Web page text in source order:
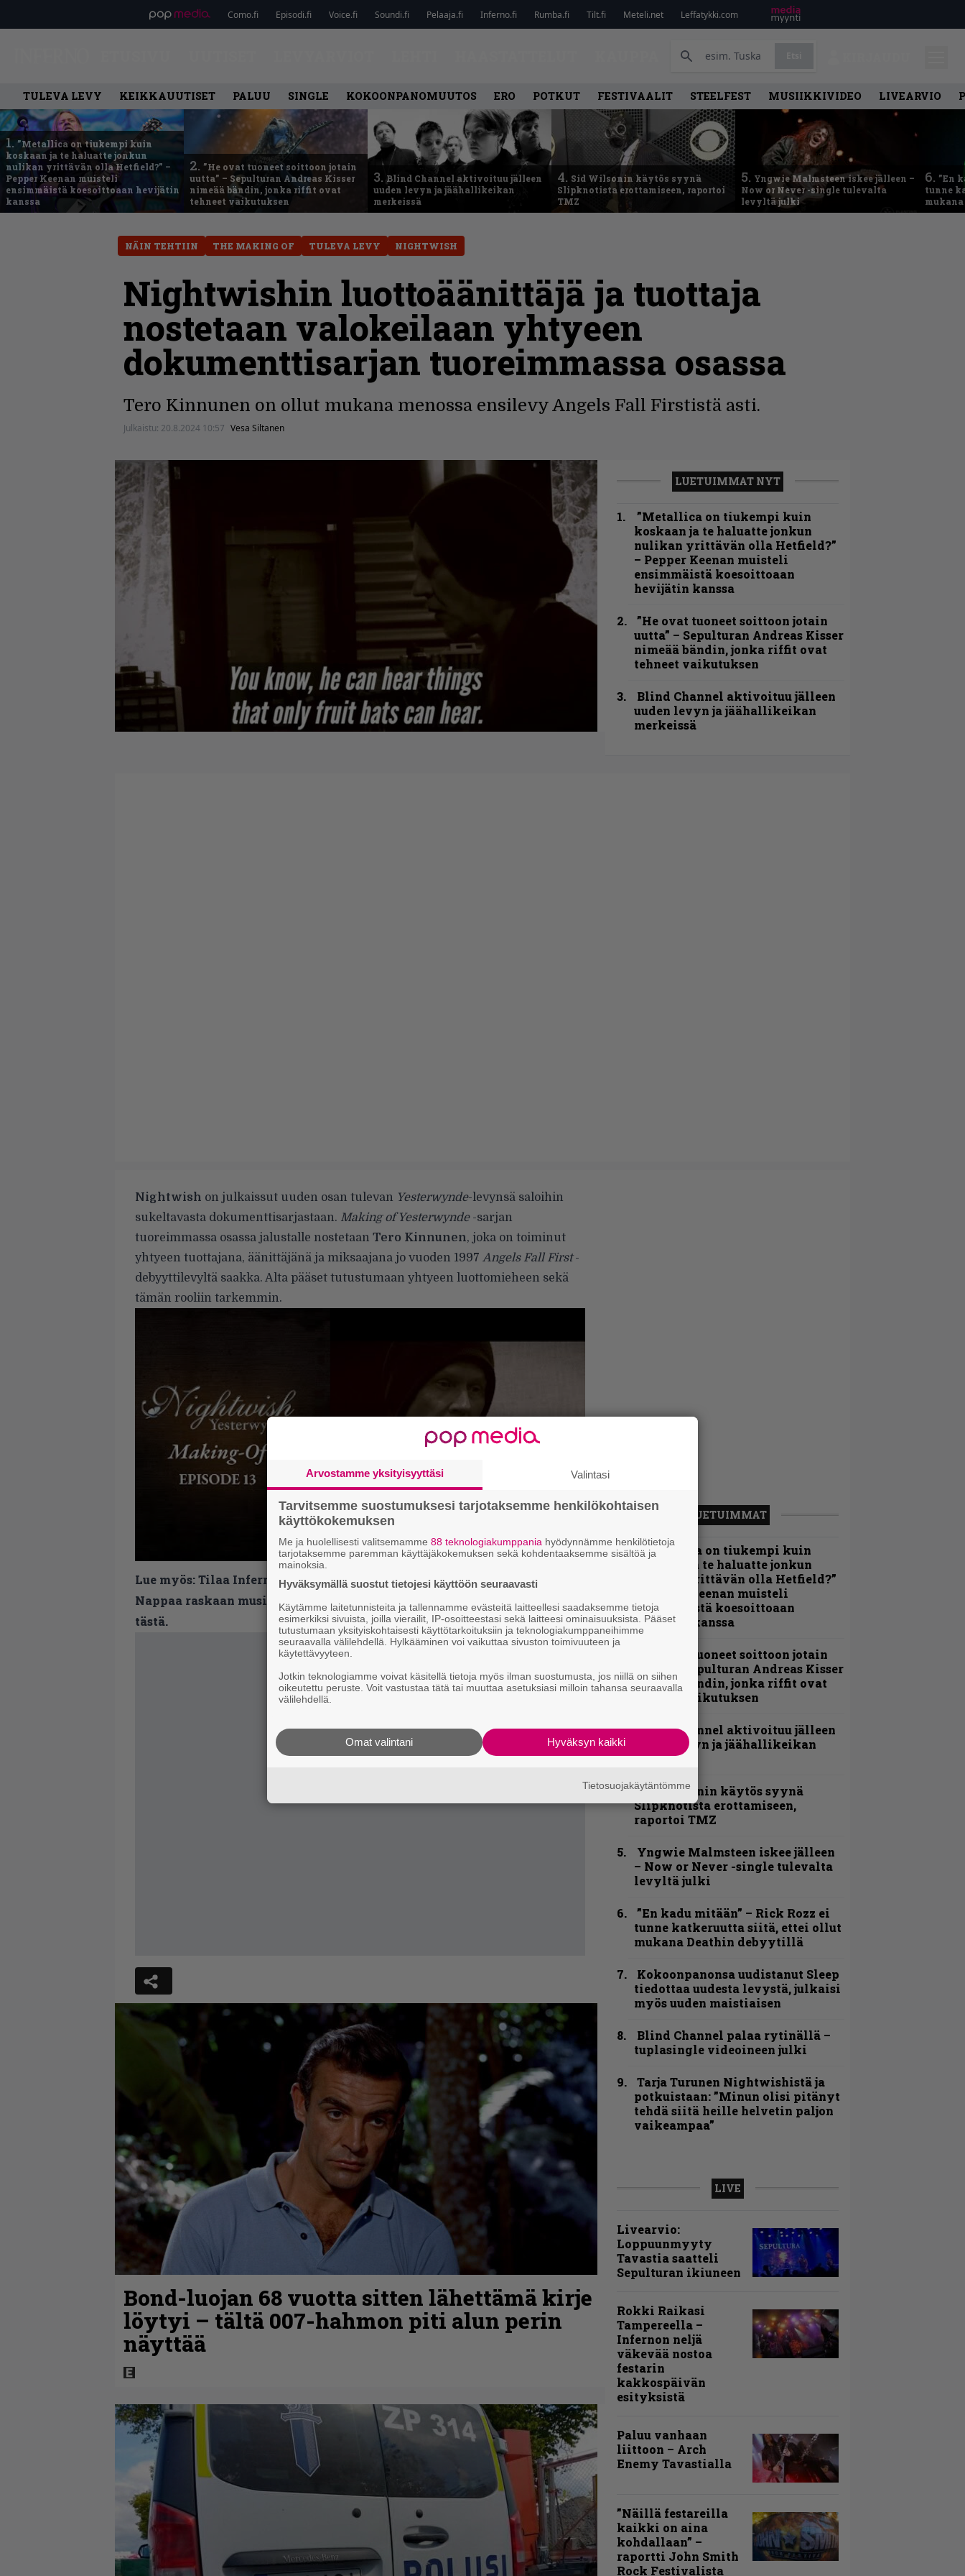
Como.fi Episodi.fi Voice.fi Soundi.fi Pelaaja.fi Inferno.fi Rumba.fi Tilt.fi Meteli.net Leffatykki.com
TULEVA LEVY KEIKKAUUTISET PALUU SINGLE KOKOONPANOMUUTOS ERO POTKUT FESTIVAALIT STEELFEST MUSIIKKIVIDEO LIVEARVIO
1. ”Metallica on tiukempi kuin
koskaan ja te haluatte jonkun
nulikan yrittävän olla Hetfield?” –
Pepper Keenan muisteli
ensimmäistä koesoittoaan hevijätin
kanssa
2. ”He ovat tuoneet soittoon jotain
uutta” – Sepulturan Andreas Kisser
nimeää bändin, jonka riffit ovat
tehneet vaikutuksen
3.Blind Channel aktivoituu jälleen
uuden levyn ja jäähallikeikan
merkeissä
4. Sid Wilsonin käytös syynä
Slipknotista erottamiseen, raportoi
TMZ
5. Yngwie Malmsteen iskee jälleen –
Now or Never -single tulevalta
levyltä julki
6. ”En
tunne
NÄIN TEHTIIN THE MAKING OF TULEVA LEVY NIGHTWISH
Nightwishin luottoäänittäjä ja tuottaja
nostetaan valokeilaan yhtyeen
dokumenttisarjan tuoreimmassa osassa
Tero Kinnunen on ollut mukana menossa ensilevy Angels Fall Firstistä asti.
Julkaistu: 20.8.2024 10:57 Vesa Siltanen
LUETUIMMAT NYT
”Metallica on tiukempi kuin
koskaan ja te haluatte jonkun
nulikan yrittävän olla Hetfield?”
– Pepper Keenan muisteli
ensimmäistä koesoittoaan
hevijätin kanssa
”He ovat tuoneet soittoon jotain
uutta” – Sepulturan Andreas Kisser
nimeää bändin, jonka riffit ovat
tehneet vaikutuksen
Blind Channel aktivoituu jälleen
uuden levyn ja jäähallikeikan
merkeissä
Nightwish on julkaissut uuden osan tulevan Yesterwynde-levynsä saloihin
sukeltavasta dokumenttisarjastaan. Making of Yesterwynde-sarjan
tuoreimmassa osassa jalustalle nostetaan Tero Kinnunen, joka on toiminut
yhtyeen tuottajana, äänittäjänä ja miksaajana jo vuoden 1997 Angels Fall First-
debyyttilevyltä saakka. Alta pääset tutustumaan yhtyeen luottomieheen sekä
tämän rooliin tarkemmin.
Lue myös:Tilaa Infernon uutiskirje ja tiedät mistä kahvitauolla puhutaan!
Nappaa raskaan musiikin uutiset ja puheenaiheet suoraan sähköpostiin
tästä.
Bond-luojan 68 vuotta sitten lähettämä kirje
löytyi – tältä 007-hahmon piti alun perin
näyttää
LUETUIMMAT
”Metallica on tiukempi kuin
koskaan ja te haluatte jonkun
nulikan yrittävän olla Hetfield?”
– Pepper Keenan muisteli
ensimmäistä koesoittoaan
hevijätin kanssa
”He ovat tuoneet soittoon jotain
uutta” – Sepulturan Andreas Kisser
nimeää bändin, jonka riffit ovat
tehneet vaikutuksen
Blind Channel aktivoituu jälleen
uuden levyn ja jäähallikeikan
merkeissä
Sid Wilsonin käytös syynä
Slipknotista erottamiseen,
raportoi TMZ
Yngwie Malmsteen iskee jälleen
– Now or Never -single tulevalta
levyltä julki
”En kadu mitään” – Rick Rozz ei
tunne katkeruutta siitä, ettei ollut
mukana Deathin debyytillä
Kokoonpanonsa uudistanut Sleep
tiedottaa uudesta levystä, julkaisi
myös uuden maistiaisen
Blind Channel palaa rytinällä –
tuplasingle videoineen julki
Tarja Turunen Nightwishistä ja
potkuistaan: ”Minun olisi pitänyt
tehdä siitä heille helvetin paljon
vaikeampaa”
LIVE
Livearvio:
Loppuunmyyty
Tavastia saatteli
Sepulturan ikiuneen
Rokki Raikasi
Tampereella –
Infernon neljä
väkevää nostoa
festarin
kakkospäivän
esityksistä
Paluu vanhaan
liittoon – Arch
Enemy Tavastialla
”Näillä festareilla
kaikki on aina
kohdallaan” –
raportti John Smith
Rock Festivalista
Arvostamme yksityisyyttäsi Valintasi
Tarvitsemme suostumuksesi tarjotaksemme henkilökohtaisen
käyttökokemuksen
Me ja huolellisesti valitsemamme 88 teknologiakumppania hyödynnämme henkilötietoja
tarjotaksemme paremman käyttäjäkokemuksen sekä kohdentaaksemme sisältöä ja
mainoksia.
Hyväksymällä suostut tietojesi käyttöön seuraavasti
Käytämme laitetunnisteita ja tallennamme evästeitä laitteellesi saadaksemme tietoja
esimerkiksi sivuista, joilla vierailit, IP-osoitteestasi sekä laitteesi ominaisuuksista. Pääset
tutustumaan yksityiskohtaisesti käyttötarkoituksiin ja teknologiakumppaneihimme
seuraavalla välilehdellä. Hylkääminen voi vaikuttaa sivuston toimivuuteen ja
käytettävyyteen.
Jotkin teknologiamme voivat käsitellä tietoja myös ilman suostumusta, jos niillä on siihen
oikeutettu peruste. Voit vastustaa tätä tai muuttaa asetuksiasi milloin tahansa seuraavalla
välilehdellä.
Hyväksyn kaikki
Omat valintani
Tietosuojakäytäntömme